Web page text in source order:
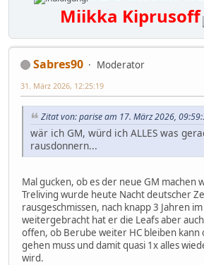
Miikka Kiprusoff
Sabres90
Moderator
31. März 2026, 12:25:19
Zitat von: parise am 17. März 2026,
wär ich GM, würd ich ALLES was
rausdonnern...
Mal gucken, ob es der neue GM machen
Treliving wurde heute Nacht deutscher
rausgeschmissen, nach knapp 3 Jahren
weitergebracht hat er die Leafs aber
offen, ob Berube weiter HC bleiben kann
gehen muss und damit quasi 1x alles
wird.